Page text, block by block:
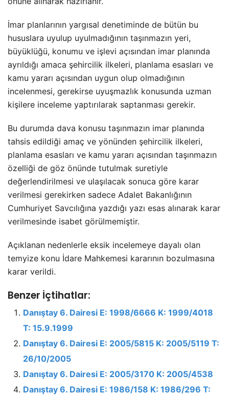
İmar planlarının yargısal denetiminde de bütün bu
hususlara uyulup uyulmadığının taşınmazın yeri,
büyüklüğü, konumu ve işlevi açısından imar planında
ayrıldığı amaca şehircilik ilkeleri, planlama esasları ve
kamu yararı açısından uygun olup olmadığının
incelenmesi, gerekirse uyuşmazlık konusunda uzman
kişilere inceleme yaptırılarak saptanması gerekir.
Bu durumda dava konusu taşınmazın imar planında
tahsis edildiği amaç ve yönünden şehircilik ilkeleri,
planlama esasları ve kamu yararı açısından taşınmazın
özelliği de göz önünde tutulmak suretiyle
değerlendirilmesi ve ulaşılacak sonuca göre karar
verilmesi gerekirken sadece Adalet Bakanlığının
Cumhuriyet Savcılığına yazdığı yazı esas alınarak karar
verilmesinde isabet görülmemiştir.
Açıklanan nedenlerle eksik incelemeye dayalı olan
temyize konu İdare Mahkemesi kararının bozulmasına
karar verildi.
Benzer İçtihatlar:
Danıştay 6. Dairesi E: 1998/6666 K: 1999/4018
T: 15.9.1999
Danıştay 6. Dairesi E: 2005/5815 K: 2005/5119 T:
26/10/2005
Danıştay 6. Dairesi E: 2005/3170 K: 2005/4538
Danıştay 6. Dairesi E: 1986/158 K: 1986/296 T: